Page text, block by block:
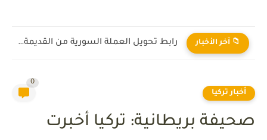
📁 آخر الأخبار رابط تحويل العملة السورية من القديمة إلى الجديدة 2026
أخبار تركيا
0
صحيفة بريطانية: تركيا أخبرت